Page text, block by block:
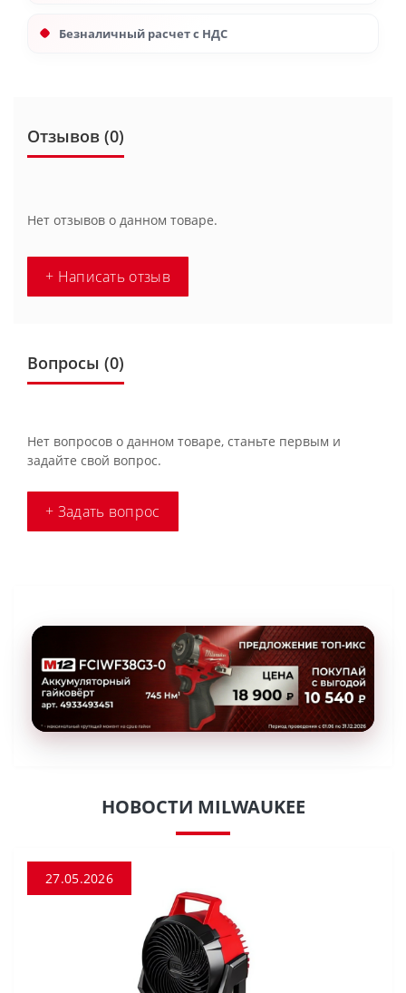
Безналичный расчет с НДС
Отзывов (0)
Нет отзывов о данном товаре.
+ Написать отзыв
Вопросы (0)
Нет вопросов о данном товаре, станьте первым и
задайте свой вопрос.
+ Задать вопрос
НОВОСТИ MILWAUKEE
27.05.2026